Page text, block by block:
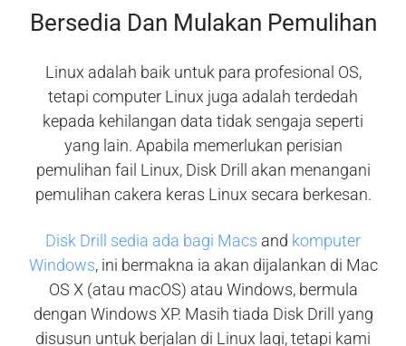
Bersedia Dan Mulakan Pemulihan
Linux adalah baik untuk para profesional OS,
tetapi computer Linux juga adalah terdedah
kepada kehilangan data tidak sengaja seperti
yang lain. Apabila memerlukan perisian
pemulihan fail Linux, Disk Drill akan menangani
pemulihan cakera keras Linux secara berkesan.
Disk Drill sedia ada bagi Macs and komputer
Windows, ini bermakna ia akan dijalankan di Mac
OS X (atau macOS) atau Windows, bermula
dengan Windows XP. Masih tiada Disk Drill yang
disusun untuk berjalan di Linux lagi, tetapi kami